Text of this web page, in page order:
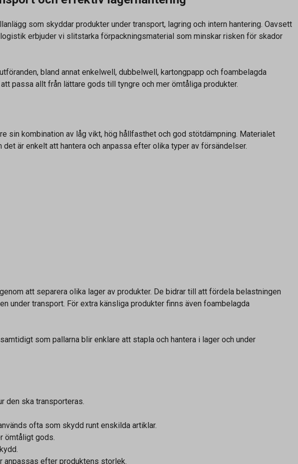
som skyddar produkter under transport, lagring och intern hantering. Oavsett
erbjuder vi slitstarka förpackningsmaterial som minskar risken för skador
bland annat enkelwell, dubbelwell, kartongpapp och foambelagda
passa allt från lättare gods till tyngre och mer ömtåliga produkter.
sin kombination av låg vikt, hög hållfasthet och god stötdämpning. Materialet
är enkelt att hantera och anpassa efter olika typer av försändelser.
att separera olika lager av produkter. De bidrar till att fördela belastningen
under transport. För extra känsliga produkter finns även foambelagda
som pallarna blir enklare att stapla och hantera i lager och under
den ska transporteras.
ofta som skydd runt enskilda artiklar.
ömtåligt gods.
anpassas efter produktens storlek.